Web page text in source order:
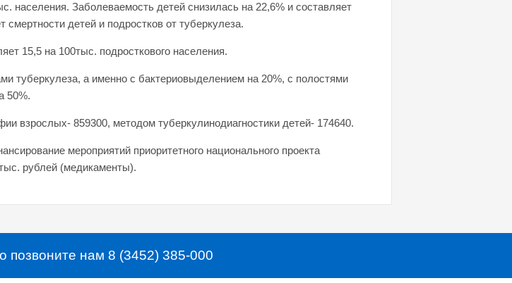
населения. Заболеваемость детей снизилась на 22,6% и составляет
детей и подростков от туберкулеза.
15,5 на 100тыс. подросткового населения.
а именно с бактериовыделением на 20%, с полостями
50%.
взрослых- 859300, методом туберкулинодиагностики детей- 174640.
мероприятий приоритетного национального проекта
рублей (медикаменты).
позвоните нам 8 (3452) 385-000